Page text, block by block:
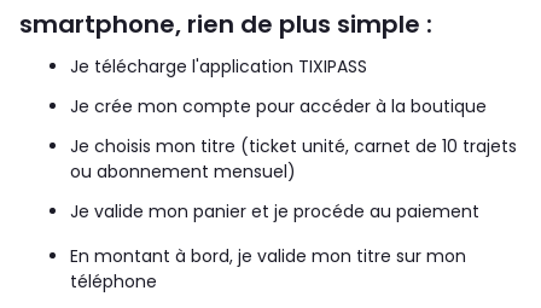
smartphone, rien de plus simple :
Je télécharge l'application TIXIPASS
Je crée mon compte pour accéder à la boutique
Je choisis mon titre (ticket unité, carnet de 10 trajets
ou abonnement mensuel)
Je valide mon panier et je procéde au paiement
En montant à bord, je valide mon titre sur mon
téléphone